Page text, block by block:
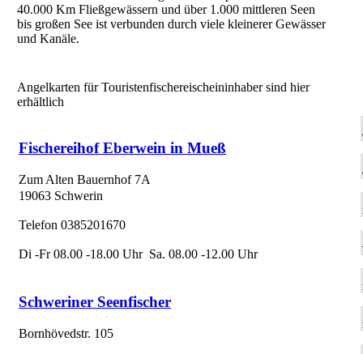
40.000 Km Fließgewässern und über 1.000 mittleren Seen
bis großen See ist verbunden durch viele kleinerer Gewässer
und Kanäle.
Angelkarten für Touristenfischereischeininhaber sind hier
erhältlich
Fischereihof Eberwein in Mueß
Zum Alten Bauernhof 7A
19063 Schwerin
Telefon 0385201670
Di -Fr 08.00 -18.00 Uhr Sa. 08.00 -12.00 Uhr
Schweriner Seenfischer
Bornhövedstr. 105